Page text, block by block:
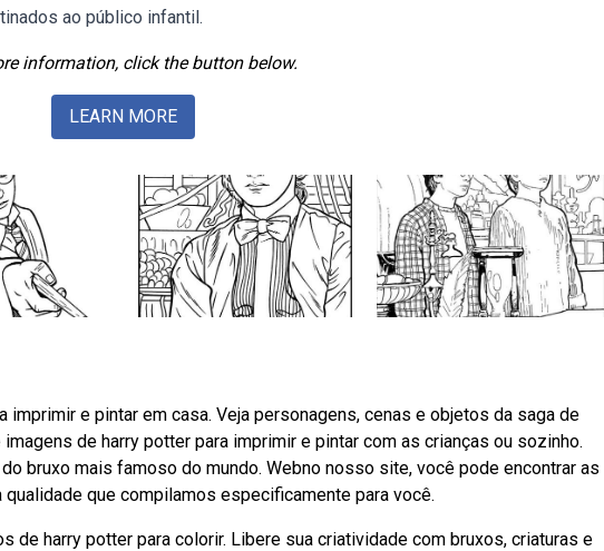
ao público infantil.
information, click the button below.
LEARN MORE
e pintar em casa. Veja personagens, cenas e objetos da saga de
de harry potter para imprimir e pintar com as crianças ou sozinho.
bruxo mais famoso do mundo. Webno nosso site, você pode encontrar as
que compilamos especificamente para você.
de harry potter para colorir. Libere sua criatividade com bruxos, criaturas e